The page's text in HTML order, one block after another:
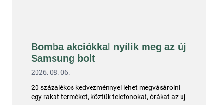
Bomba akciókkal nyílik meg az új
Samsung bolt
2026. 08. 06.
20 százalékos kedvezménnyel lehet megvásárolni
egy rakat terméket, köztük telefonokat, órákat az új